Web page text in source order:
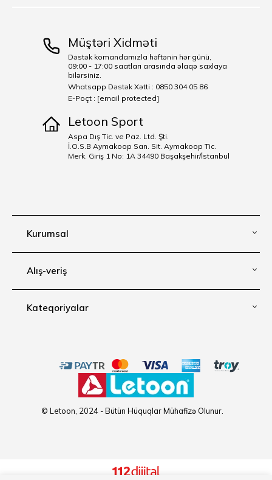
Kurumsal
Alış-veriş
Kateqoriyalar
Müştəri Xidməti
Dəstək komandamızla həftənin hər günü,
09:00 - 17:00 saatları arasında əlaqə saxlaya
bilərsiniz.
Whatsapp Dəstək Xətti : 0850 304 05 86
E-Poçt : [email protected]
Letoon Sport
Aspa Dış Tic. ve Paz. Ltd. Şti.
İ.O.S.B Aymakoop San. Sit. Aymakoop Tic.
Merk. Giriş 1 No: 1A 34490 Başakşehir/İstanbul
© Letoon, 2024 - Bütün Hüquqlar Mühafizə Olunur.